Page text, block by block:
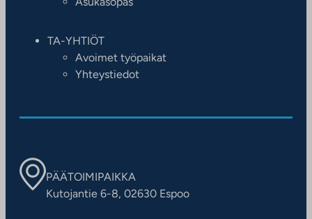
TA-YHTIÖT
Avoimet työpaikat
Yhteystiedot
PÄÄTOIMIPAIKKA
Kutojantie 6-8, 02630 Espoo